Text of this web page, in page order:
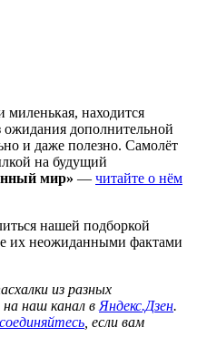
миленькая, находится
ожидания дополнительной
и даже полезно. Самолёт
на будущий
мир» — читайте о нём
нашей подборкой
их неожиданными фактами
из разных
наш канал в Яндекс.Дзен.
, если вам